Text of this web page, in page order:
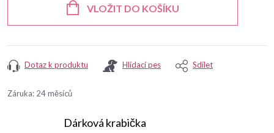
VLOŽIT DO KOŠÍKU
Dotaz k produktu Hlídací pes Sdílet
Záruka: 24 měsíců
Dárková krabička